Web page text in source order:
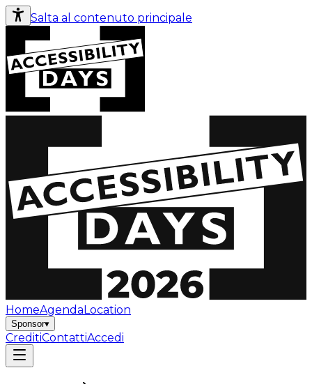
Salta al contenuto principale
HomeAgenda Location
Sponsor▾
CreditiContattiAccedi